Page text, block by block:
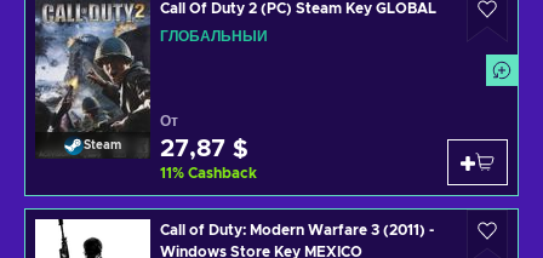
Steam
Call Of Duty 2 (PC) Steam Key GLOBAL
ГЛОБАЛЬНЫЙ
От
27,87 $
11% Cashback
Call of Duty: Modern Warfare 3 (2011) -
Windows Store Key MEXICO